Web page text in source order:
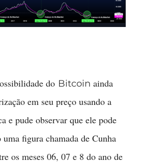
do Bitcoin ainda
em seu preço usando a
e pude observar que ele pode
uma figura chamada de Cunha
os meses 06, 07 e 8 do ano de